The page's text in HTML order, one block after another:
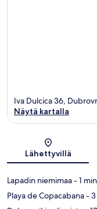
Iva Dulcica 36,
Näytä kartalla
Lähettyvillä
Lapadin niemimaa- 1
Playa de Copacabana-